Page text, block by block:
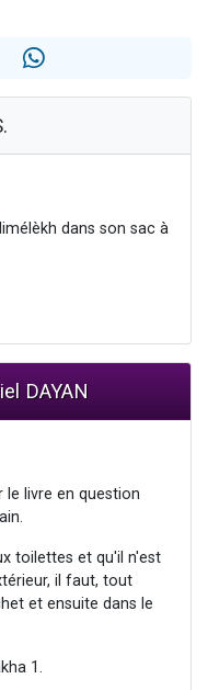
étudier en groupe sur Zoom
dans Torah-Box Music
6 personnes viennent de nous rejoindre sur WhatsApp
dans son sac à
DAYAN
le livre en question
toilettes et qu'il n'est
il faut, tout
et ensuite dans le
1.